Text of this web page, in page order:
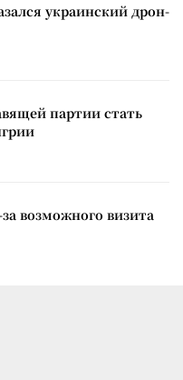
украинский дрон-
партии стать
возможного визита